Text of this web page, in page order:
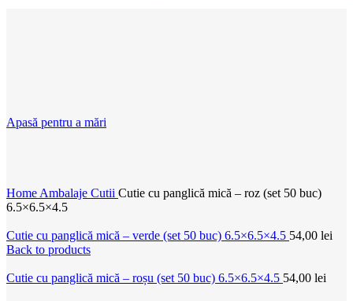
Apasă pentru a mări
Home Ambalaje Cutii Cutie cu panglică mică – roz (set 50 buc)
6.5×6.5×4.5
Cutie cu panglică mică – verde (set 50 buc) 6.5×6.5×4.5 54,00 lei
Back to products
Cutie cu panglică mică – roșu (set 50 buc) 6.5×6.5×4.5 54,00 lei